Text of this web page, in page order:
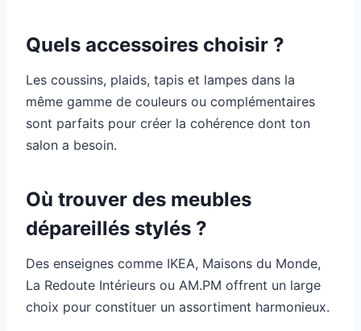
Quels accessoires choisir ?
Les coussins, plaids, tapis et lampes dans la
même gamme de couleurs ou complémentaires
sont parfaits pour créer la cohérence dont ton
salon a besoin.
Où trouver des meubles
dépareillés stylés ?
Des enseignes comme IKEA, Maisons du Monde,
La Redoute Intérieurs ou AM.PM offrent un large
choix pour constituer un assortiment harmonieux.